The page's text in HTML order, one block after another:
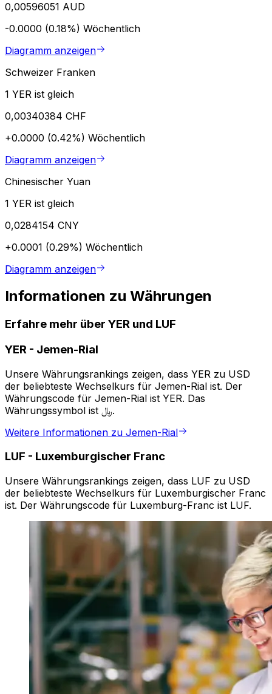
0,00596051 AUD
-0.0000 (0.18%) Wöchentlich
Diagramm anzeigen
Schweizer Franken
1 YER ist gleich
0,00340384 CHF
+0.0000 (0.42%) Wöchentlich
Diagramm anzeigen
Chinesischer Yuan
1 YER ist gleich
0,0284154 CNY
+0.0001 (0.29%) Wöchentlich
Diagramm anzeigen
Informationen zu Währungen
Erfahre mehr über YER und LUF
YER - Jemen-Rial
Unsere Währungsrankings zeigen, dass YER zu USD
der beliebteste Wechselkurs für Jemen-Rial ist. Der
Währungscode für Jemen-Rial ist YER. Das
Währungssymbol ist ﷼.
Weitere Informationen zu Jemen-Rial
LUF - Luxemburgischer Franc
Unsere Währungsrankings zeigen, dass LUF zu USD
der beliebteste Wechselkurs für Luxemburgischer Franc
ist. Der Währungscode für Luxemburg-Franc ist LUF.